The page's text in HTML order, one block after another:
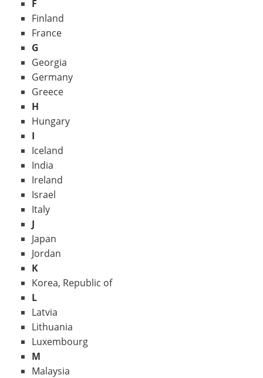
F
Finland
France
G
Georgia
Germany
Greece
H
Hungary
I
Iceland
India
Ireland
Israel
Italy
J
Japan
Jordan
K
Korea, Republic of
L
Latvia
Lithuania
Luxembourg
M
Malaysia